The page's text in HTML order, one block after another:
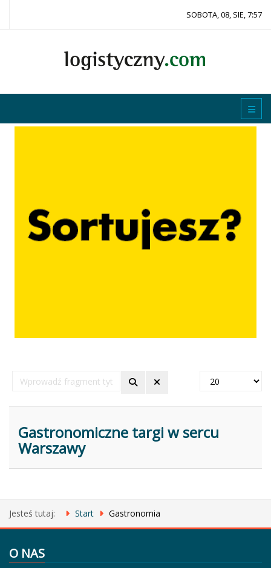
SOBOTA, 08, SIE, 7:57
Wprowadź
fragment
Pokaż
Gastronomiczne targi w sercu
Warszawy
Jesteś tutaj: Start Gastronomia
O NAS